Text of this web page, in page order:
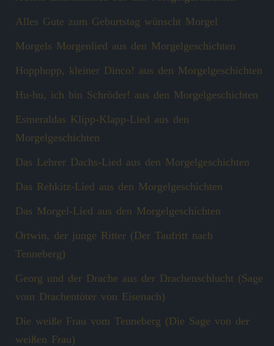
Alles Gute zum Geburtstag wünscht Morgel
Morgels Morgenlied aus den Morgelgeschichten
Hopphopp, kleiner Dinco! aus den Morgelgeschichten
Hu-hu, ich bin Schröder! aus den Morgelgeschichten
Esmeraldas Klipp‑Klapp‑Lied aus den
Morgelgeschichten
Das Lehrer Dachs-Lied aus den Morgelgeschichten
Das Rehkitz-Lied aus den Morgelgeschichten
Das Morgel-Lied aus den Morgelgeschichten
Ortwin, der junge Ritter (Der Taufritt nach
Tenneberg)
Georg und der Drache aus der Drachenschlucht (Sage
vom Drachentöter von Eisenach)
Die weiße Frau vom Tenneberg (Die Sage von der
weißen Frau)